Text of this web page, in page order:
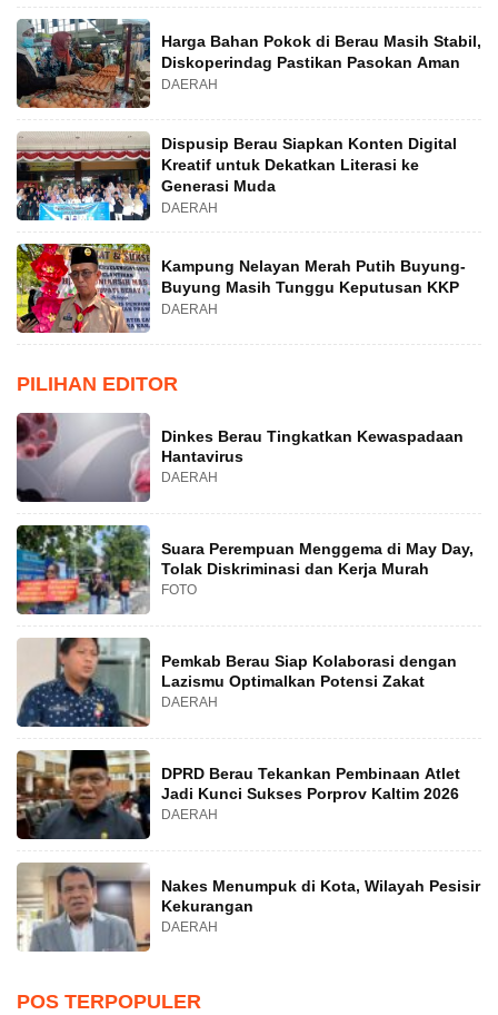
Harga Bahan Pokok di Berau Masih Stabil,
Diskoperindag Pastikan Pasokan Aman
DAERAH
Dispusip Berau Siapkan Konten Digital
Kreatif untuk Dekatkan Literasi ke
Generasi Muda
DAERAH
Kampung Nelayan Merah Putih Buyung-
Buyung Masih Tunggu Keputusan KKP
DAERAH
PILIHAN EDITOR
Dinkes Berau Tingkatkan Kewaspadaan
Hantavirus
DAERAH
Suara Perempuan Menggema di May Day,
Tolak Diskriminasi dan Kerja Murah
FOTO
Pemkab Berau Siap Kolaborasi dengan
Lazismu Optimalkan Potensi Zakat
DAERAH
DPRD Berau Tekankan Pembinaan Atlet
Jadi Kunci Sukses Porprov Kaltim 2026
DAERAH
Nakes Menumpuk di Kota, Wilayah Pesisir
Kekurangan
DAERAH
POS TERPOPULER